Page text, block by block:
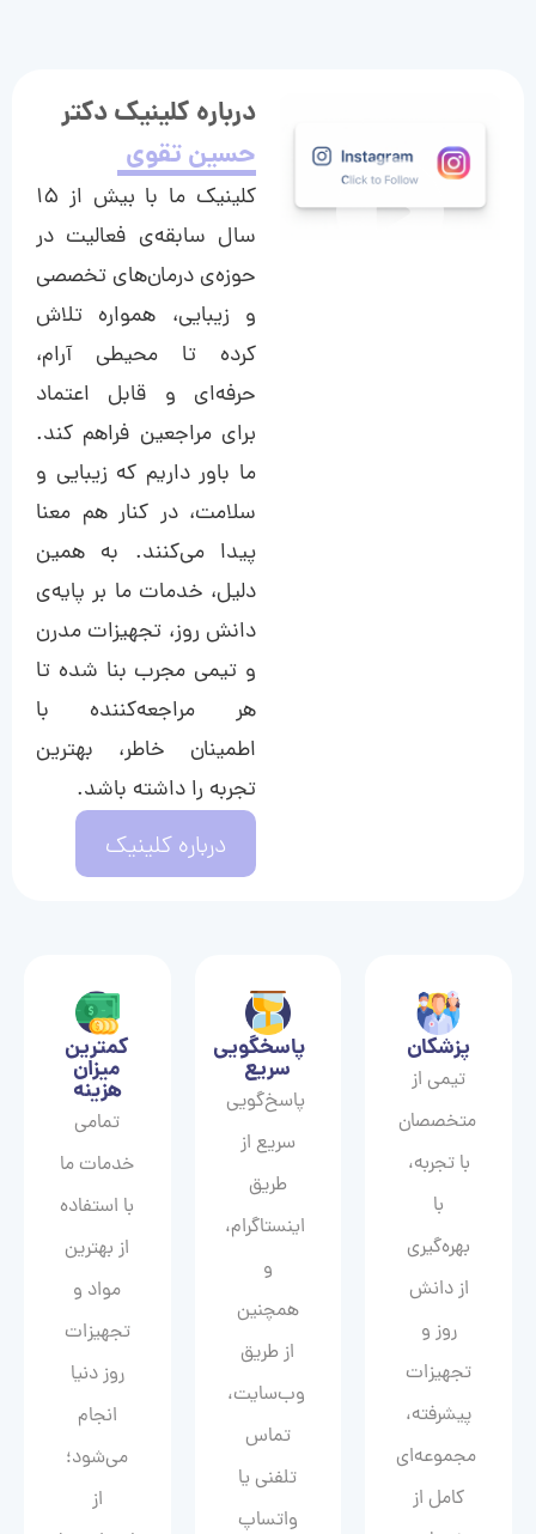
درباره کلینیک دکتر
حسین تقوی
کلینیک ما با بیش از ۱۵
سال سابقه‌ی فعالیت در
حوزه‌ی درمان‌های تخصصی
و زیبایی، همواره تلاش
کرده تا محیطی آرام،
حرفه‌ای و قابل اعتماد
برای مراجعین فراهم کند.
ما باور داریم که زیبایی و
سلامت، در کنار هم معنا
پیدا می‌کنند. به همین
دلیل، خدمات ما بر پایه‌ی
دانش روز، تجهیزات مدرن
و تیمی مجرب بنا شده تا
هر مراجعه‌کننده با
اطمینان خاطر، بهترین
تجربه را داشته باشد.
درباره کلینیک
پزشکان
تیمی از
متخصصان
با تجربه،
با
بهره‌گیری
از دانش
روز و
تجهیزات
پیشرفته،
مجموعه‌ای
کامل از
پاسخگویی
سریع
پاسخ‌گویی
سریع از
طریق
اینستاگرام،
و
همچنین
از طریق
وب‌سایت،
تماس
تلفنی یا
واتساپ
کمترین
میزان
هزینه
تمامی
خدمات ما
با استفاده
از بهترین
مواد و
تجهیزات
روز دنیا
انجام
می‌شود؛
از